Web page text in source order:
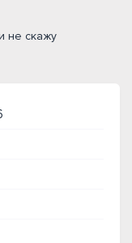
не скажу